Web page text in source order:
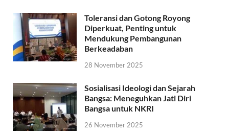
Toleransi dan Gotong Royong
Diperkuat, Penting untuk
Mendukung Pembangunan
Berkeadaban
28 November 2025
Sosialisasi Ideologi dan Sejarah
Bangsa: Meneguhkan Jati Diri
Bangsa untuk NKRI
26 November 2025